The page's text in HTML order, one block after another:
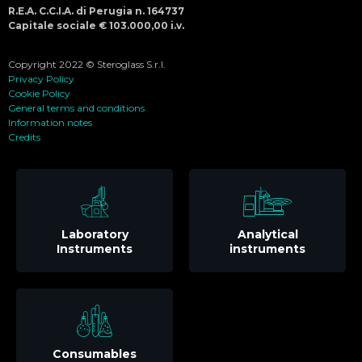
R.E.A. C.C.I.A. di Perugia n. 164737
Capitale sociale € 103.000,00 i.v.
Copyright 2022 © Steroglass S.r.l.
Privacy Policy
Cookie Policy
General terms and conditions
Information notes
Credits
Laboratory
Instruments
Analytical
instruments
Consumables